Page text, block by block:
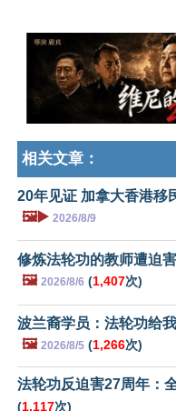
相关文章：
20年见证 加拿大香港移
🖼️▶️ 2026/8/9
修炼法轮功的教师遭迫
🖼️ 2026/8/6 (1,407次)
波兰裔学员：法轮功给
🖼️ 2026/8/5 (1,266次)
法轮功反迫害27周年：
(1,117次)